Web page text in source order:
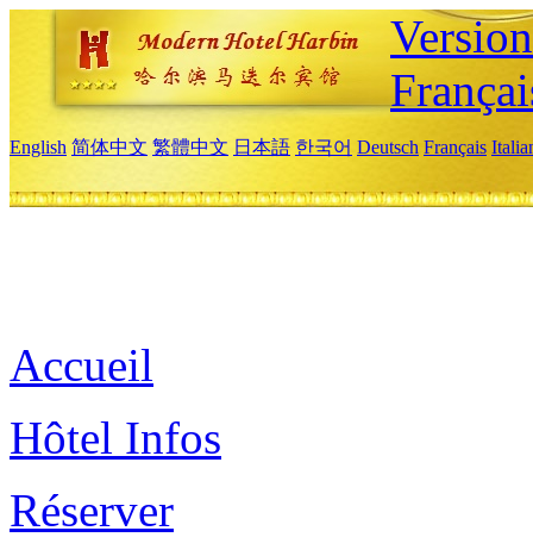
English 简体中文 繁體中文 日本語 한국어 Deutsch Français
Accueil
Hôtel Infos
Réserver